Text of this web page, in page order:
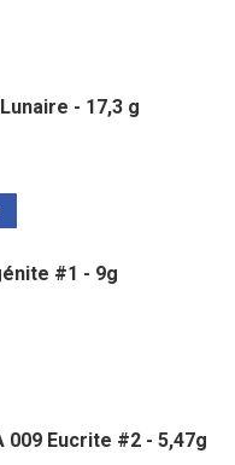
- 17,3 g
#1 - 9g
009 Eucrite #2 - 5,47g